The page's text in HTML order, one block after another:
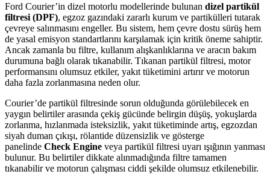
Ford Courier’in dizel motorlu modellerinde bulunan dizel partikül
filtresi (DPF), egzoz gazındaki zararlı kurum ve partikülleri tutarak
çevreye salınmasını engeller. Bu sistem, hem çevre dostu sürüş hem
de yasal emisyon standartlarını karşılamak için kritik öneme sahiptir.
Ancak zamanla bu filtre, kullanım alışkanlıklarına ve aracın bakım
durumuna bağlı olarak tıkanabilir. Tıkanan partikül filtresi, motor
performansını olumsuz etkiler, yakıt tüketimini artırır ve motorun
daha fazla zorlanmasına neden olur.
Courier’de partikül filtresinde sorun olduğunda görülebilecek en
yaygın belirtiler arasında çekiş gücünde belirgin düşüş, yokuşlarda
zorlanma, hızlanmada isteksizlik, yakıt tüketiminde artış, egzozdan
siyah duman çıkışı, rölantide düzensizlik ve gösterge
panelinde Check Engine veya partikül filtresi uyarı ışığının yanması
bulunur. Bu belirtiler dikkate alınmadığında filtre tamamen
tıkanabilir ve motorun çalışması ciddi şekilde olumsuz etkilenebilir.